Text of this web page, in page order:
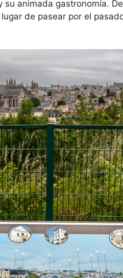
animada gastronomía.
de pasear por el